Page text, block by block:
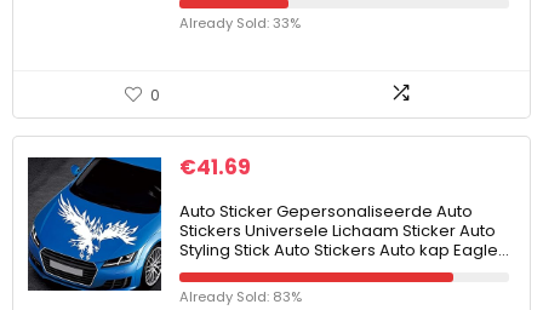
Already Sold: 33%
0
€41.69
Auto Sticker Gepersonaliseerde Auto
Stickers Universele Lichaam Sticker Auto
Styling Stick Auto Stickers Auto kap Eagle…
Already Sold: 83%